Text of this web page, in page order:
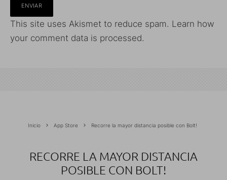
This site uses Akismet to reduce spam. Learn how
your comment data is processed.
Inicio App Store Recorre la mayor distancia posible con Bolt!
RECORRE LA MAYOR DISTANCIA
POSIBLE CON BOLT!